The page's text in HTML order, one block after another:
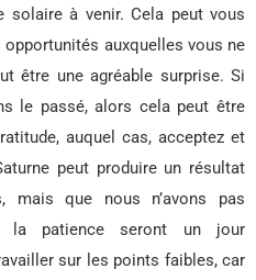
solaire à venir. Cela peut vous
auxquelles vous ne
être une agréable surprise. Si
le passé, alors cela peut être
auquel cas, acceptez et
peut produire un résultat
mais que nous n’avons pas
la patience seront un jour
sur les points faibles, car